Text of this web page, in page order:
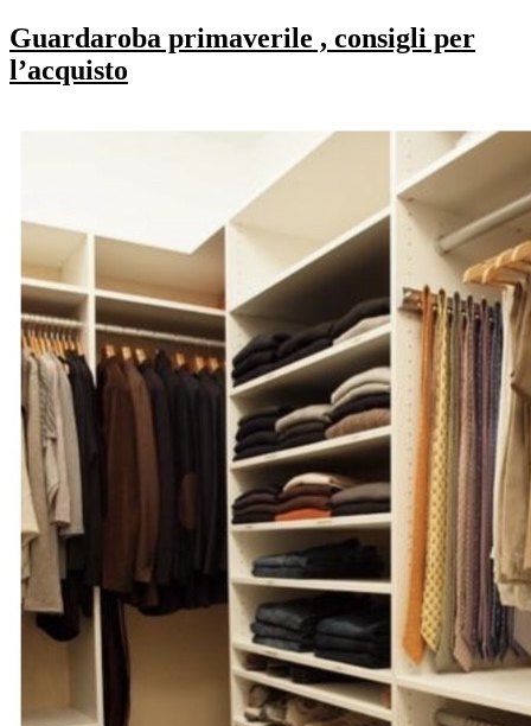
Guardaroba primaverile , consigli per
l’acquisto